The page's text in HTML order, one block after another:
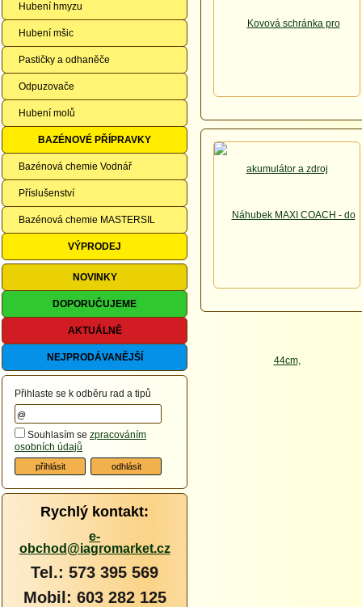
Hubení hmyzu
Hubení mšic
Pastičky a odhaněče
Odpuzovače
Hubení molů
BAZÉNOVÉ PŘÍPRAVKY
Bazénová chemie Vodnář
Příslušenství
Bazénová chemie MASTERSIL
VÝPRODEJ
NOVINKY
DOPORUČUJEME
AKTUÁLNĚ
NEJPRODÁVANĚJŠÍ
Přihlaste se k odběru rad a tipů
Souhlasím se zpracováním
osobních údajů
Rychlý kontakt:
e-
obchod@iagromarket.cz
Tel.: 573 395 569
Mobil: 603 282 125